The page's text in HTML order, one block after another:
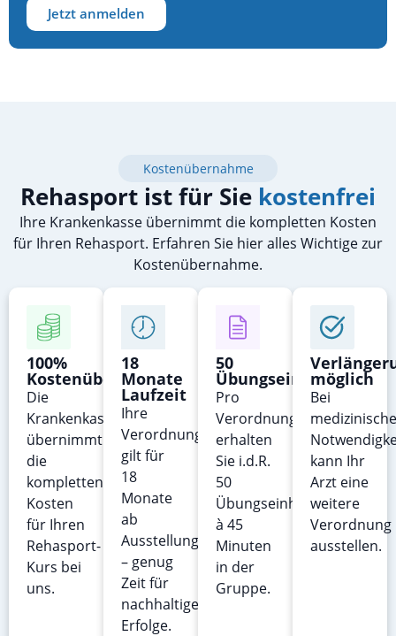
Jetzt anmelden
Kostenübernahme
Rehasport ist für Sie kostenfrei
Ihre Krankenkasse übernimmt die kompletten Kosten
für Ihren Rehasport. Erfahren Sie hier alles Wichtige zur
Kostenübernahme.
100%
Kostenübernahme
Die
Krankenkasse
übernimmt
die
kompletten
Kosten
für Ihren
Rehasport-
Kurs bei
uns.
18
Monate
Laufzeit
Ihre
Verordnung
gilt für
18
Monate
ab
Ausstellungsdatum
– genug
Zeit für
nachhaltige
Erfolge.
50
Übungseinheiten
Pro
Verordnung
erhalten
Sie i.d.R.
50
Übungseinheiten
à 45
Minuten
in der
Gruppe.
möglich
Bei
kann Ihr
Arzt eine
weitere
Verordnung
ausstellen.